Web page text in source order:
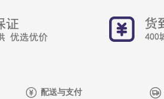
配送与支付